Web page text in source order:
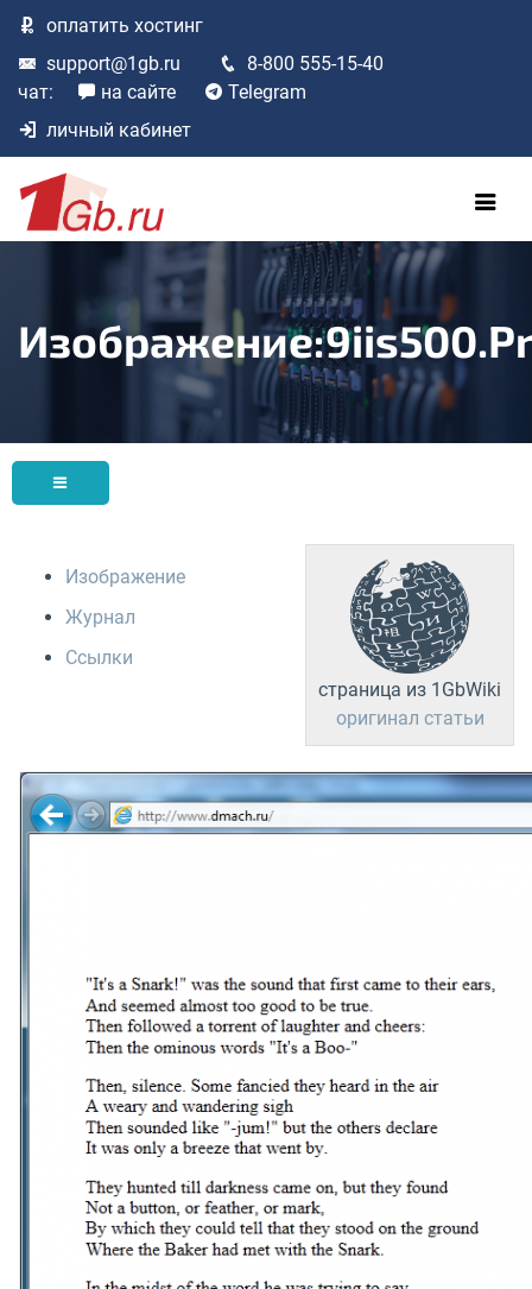
оплатить хостинг
support@1gb.ru
8-800 555-15-40
чат:
на сайте
Telegram
личный кабинет
страница из 1GbWiki
оригинал статьи
Изображение
Журнал
Ссылки